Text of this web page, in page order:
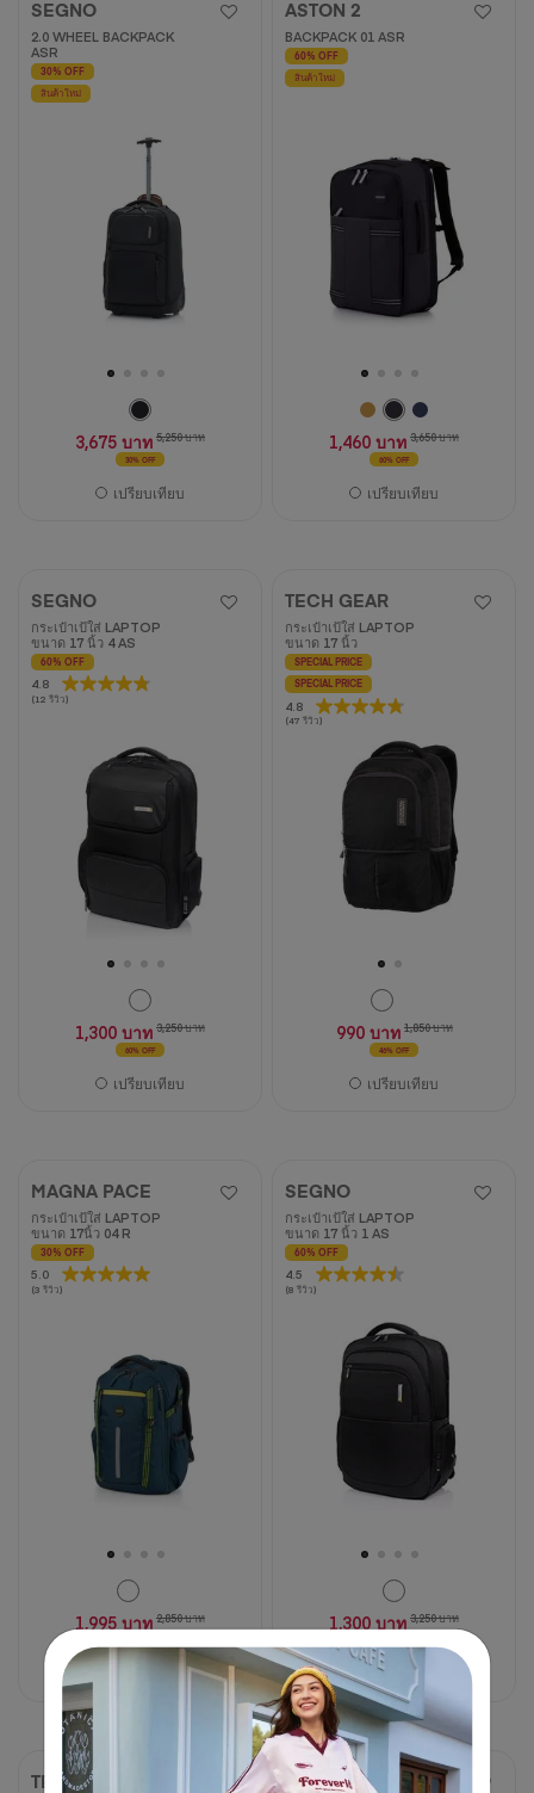
SEGNO
2.0 WHEEL BACKPACK
ASR
30% OFF
สินค้าใหม่
3,675 บาท 5,250 บาท
30% OFF
เปรียบเทียบ
ASTON 2
BACKPACK 01 ASR
60% OFF
สินค้าใหม่
1,460 บาท 3,650 บาท
60% OFF
เปรียบเทียบ
SEGNO
กระเป๋าเป้ใส่ LAPTOP
ขนาด 17 นิ้ว 4 AS
60% OFF
4.8
(12 รีวิว)
4.8
จาก
1,300 บาท 3,250 บาท
60% OFF
เปรียบเทียบ
TECH GEAR
กระเป๋าเป้ใส่ LAPTOP
ขนาด 17 นิ้ว
SPECIAL PRICE
SPECIAL PRICE
4.8
(47 รีวิว)
4.8
จาก
990 บาท 1,850 บาท
46% OFF
เปรียบเทียบ
MAGNA PACE
กระเป๋าเป้ใส่ LAPTOP
ขนาด 17นิ้ว 04 R
30% OFF
5.0
(3 รีวิว)
5.0
จาก
1,995 บาท 2,850 บาท
เปรียบเทียบ
SEGNO
กระเป๋าเป้ใส่ LAPTOP
ขนาด 17 นิ้ว 1 AS
60% OFF
4.5
(8 รีวิว)
4.5
จาก
วิจารณ์
1,300 บาท 3,250 บาท
เปรียบเทียบ
TECH GEAR SEGNO